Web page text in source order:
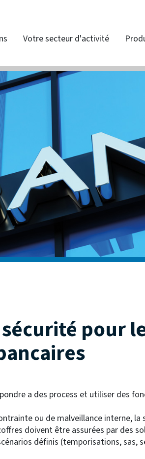
Votre secteur d'activité
pour
a des process et utiliser des
ou de malveillance interne,
doivent être assurées par des
définis (temporisations, sas,